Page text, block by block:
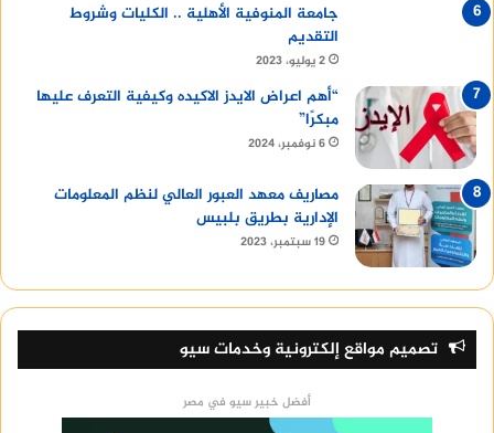
جامعة المنوفية الأهلية .. الكليات وشروط
التقديم
2 يوليو، 2023
“أهم اعراض الايدز الاكيده وكيفية التعرف عليها
مبكرًا”
6 نوفمبر، 2024
مصاريف معهد العبور العالي لنظم المعلومات
الإدارية بطريق بلبيس
19 سبتمبر، 2023
تصميم مواقع إلكترونية وخدمات سيو
أفضل خبير سيو في مصر